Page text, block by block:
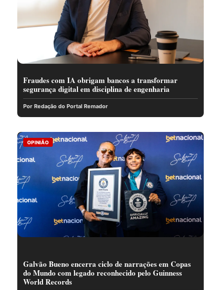
Fraudes com IA obrigam bancos a transformar
segurança digital em disciplina de engenharia
Por Redação do Portal Remador
OPINIÃO
Galvão Bueno encerra ciclo de narrações em Copas
do Mundo com legado reconhecido pelo Guinness
World Records